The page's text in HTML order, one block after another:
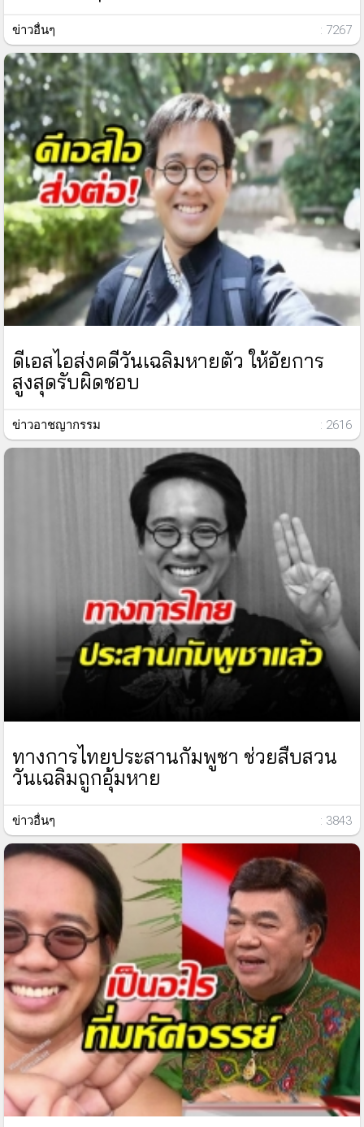
ข่าวอื่นๆ : 7267
ดีเอสไอส่งคดีวันเฉลิมหายตัว ให้อัยการ
สูงสุดรับผิดชอบ
ข่าวอาชญากรรม : 2616
ทางการไทยประสานกัมพูชา ช่วยสืบสวน
วันเฉลิมถูกอุ้มหาย
ข่าวอื่นๆ : 3843